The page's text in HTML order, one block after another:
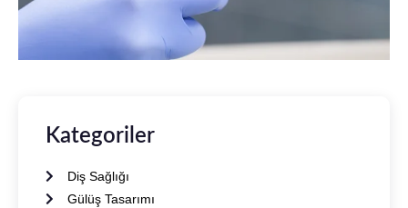
Kategoriler
Diş Sağlığı
Gülüş Tasarımı